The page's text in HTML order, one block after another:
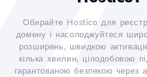
Обирайте Hostico для
домену і насолоджуйтеся
розширень, швидкою
кілька хвилин, цілодобовою
гарантованою безпекою через